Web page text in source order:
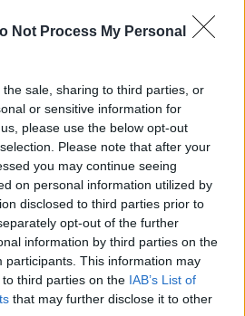
Not Process My Personal
sale, sharing to third parties, or
or sensitive information for
please use the below opt-out
Please note that after your
you may continue seeing
on personal information utilized by
disclosed to third parties prior to
opt-out of the further
information by third parties on the
participants. This information may
third parties on the IAB’s List of
that may further disclose it to other
της Ισπανίας, με 24 γκολ σε 57
μεγάλο το51.00 στηνBet365.
που μπαίνει
των
Ηνωμένων Πολιτειών
Δ’ όμιλος, μαζί με τις ομάδες του
υπολογίσιμη- Τουρκία και η
είναι το ήμισυ του παντός
με τρίποντο έχει πολλές
στους «32». Δίνω
διπλή αιτιολογία. Θεωρώ